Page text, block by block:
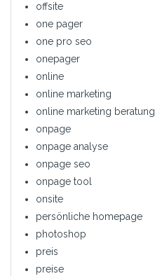
offsite
one pager
one pro seo
onepager
online
online marketing
online marketing beratung
onpage
onpage analyse
onpage seo
onpage tool
onsite
persönliche homepage
photoshop
preis
preise